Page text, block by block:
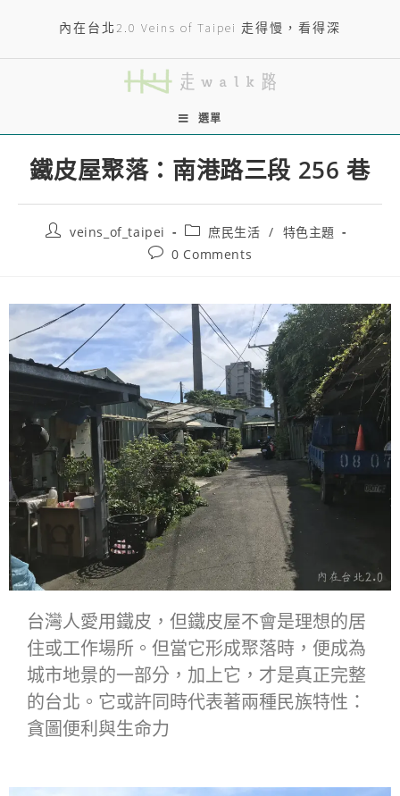
內在台北2.0 Veins of Taipei 走得慢，看得深
選單
鐵皮屋聚落：南港路三段 256 巷
veins_of_taipei 庶民生活 / 特色主題
0 Comments
台灣人愛用鐵皮，但鐵皮屋不會是理想的居
住或工作場所。但當它形成聚落時，便成為
城市地景的一部分，加上它，才是真正完整
的台北。它或許同時代表著兩種民族特性：
貪圖便利與生命力